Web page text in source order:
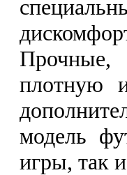
Прочные,
плотную
модель
игры, так